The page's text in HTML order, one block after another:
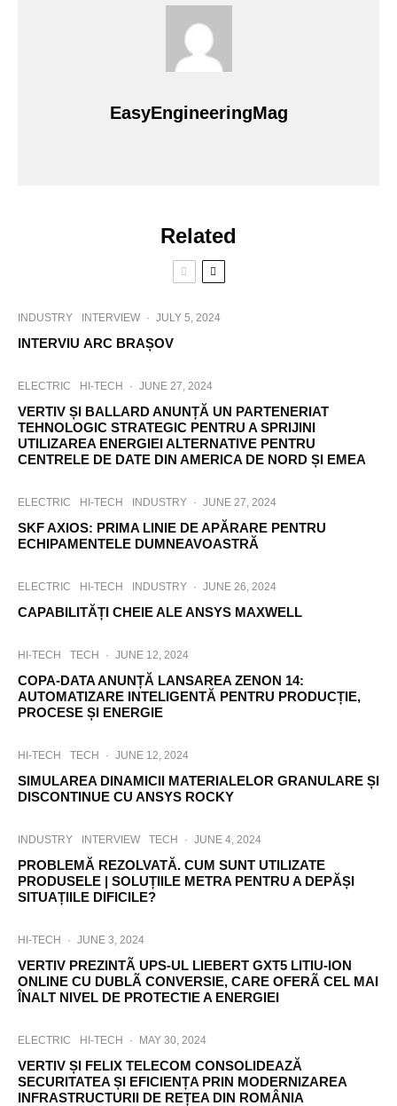
EasyEngineeringMag
Related
INDUSTRY INTERVIEW · JULY 5, 2024
INTERVIU ARC BRAȘOV
ELECTRIC HI-TECH · JUNE 27, 2024
VERTIV ȘI BALLARD ANUNȚĂ UN PARTENERIAT
TEHNOLOGIC STRATEGIC PENTRU A SPRIJINI
UTILIZAREA ENERGIEI ALTERNATIVE PENTRU
CENTRELE DE DATE DIN AMERICA DE NORD ȘI EMEA
ELECTRIC HI-TECH INDUSTRY · JUNE 27, 2024
SKF AXIOS: PRIMA LINIE DE APĂRARE PENTRU
ECHIPAMENTELE DUMNEAVOASTRĂ
ELECTRIC HI-TECH INDUSTRY · JUNE 26, 2024
CAPABILITĂȚI CHEIE ALE ANSYS MAXWELL
HI-TECH TECH · JUNE 12, 2024
COPA-DATA ANUNȚĂ LANSAREA ZENON 14:
AUTOMATIZARE INTELIGENTĂ PENTRU PRODUCȚIE,
PROCESE ȘI ENERGIE
HI-TECH TECH · JUNE 12, 2024
SIMULAREA DINAMICII MATERIALELOR GRANULARE ȘI
DISCONTINUE CU ANSYS ROCKY
INDUSTRY INTERVIEW TECH · JUNE 4, 2024
PROBLEMĂ REZOLVATĂ. CUM SUNT UTILIZATE
PRODUSELE | SOLUȚIILE METRA PENTRU A DEPĂȘI
SITUAȚIILE DIFICILE?
HI-TECH · JUNE 3, 2024
VERTIV PREZINTÃ UPS-UL LIEBERT GXT5 LITIU-ION
ONLINE CU DUBLÃ CONVERSIE, CARE OFERÃ CEL MAI
ÎNALT NIVEL DE PROTECTIE A ENERGIEI
ELECTRIC HI-TECH · MAY 30, 2024
VERTIV ȘI FELIX TELECOM CONSOLIDEAZĂ
SECURITATEA ȘI EFICIENȚA PRIN MODERNIZAREA
INFRASTRUCTURII DE REȚEA DIN ROMÂNIA